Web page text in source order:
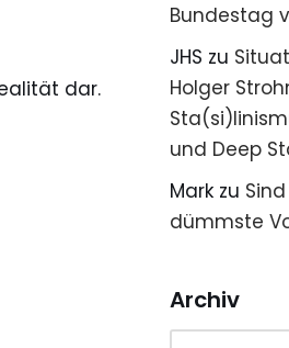
dar.
Bundestag
JHS zu
Holger
und Deep
Mark zu
dümmste
Archiv